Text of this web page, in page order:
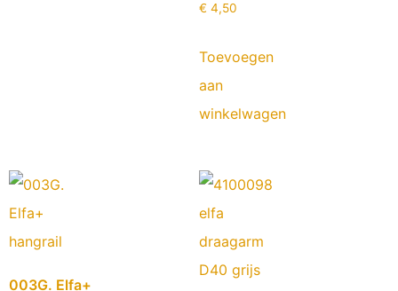
€ 4,50
Toevoegen
aan
winkelwagen
003G. Elfa+